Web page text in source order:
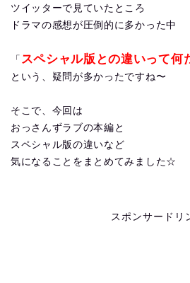
ツイッターで見ていたところ
ドラマの感想が圧倒的に多かった中
「 スペシャル版との違いって何
という、疑問が多かったですね〜
そこで、今回は
おっさんずラブの本編と
スペシャル版の違いなど
気になることをまとめてみました☆
スポンサードリ